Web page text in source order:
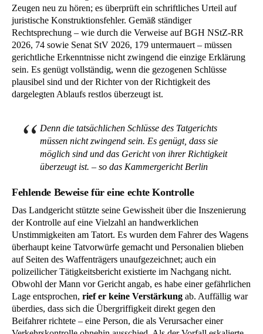
Zeugen neu zu hören; es überprüft ein schriftliches Urteil auf
juristische Konstruktionsfehler. Gemäß ständiger
Rechtsprechung – wie durch die Verweise auf BGH NStZ-RR
2026, 74 sowie Senat StV 2026, 179 untermauert – müssen
gerichtliche Erkenntnisse nicht zwingend die einzige Erklärung
sein. Es genügt vollständig, wenn die gezogenen Schlüsse
plausibel sind und der Richter von der Richtigkeit des
dargelegten Ablaufs restlos überzeugt ist.
Denn die tatsächlichen Schlüsse des Tatgerichts
müssen nicht zwingend sein. Es genügt, dass sie
möglich sind und das Gericht von ihrer Richtigkeit
überzeugt ist. – so das Kammergericht Berlin
Fehlende Beweise für eine echte Kontrolle
Das Landgericht stützte seine Gewissheit über die Inszenierung
der Kontrolle auf eine Vielzahl an handwerklichen
Unstimmigkeiten am Tatort. Es wurden dem Fahrer des Wagens
überhaupt keine Tatvorwürfe gemacht und Personalien blieben
auf Seiten des Waffenträgers unaufgezeichnet; auch ein
polizeilicher Tätigkeitsbericht existierte im Nachgang nicht.
Obwohl der Mann vor Gericht angab, es habe einer gefährlichen
Lage entsprochen, rief er keine Verstärkung ab. Auffällig war
überdies, dass sich die Übergriffigkeit direkt gegen den
Beifahrer richtete – eine Person, die als Verursacher einer